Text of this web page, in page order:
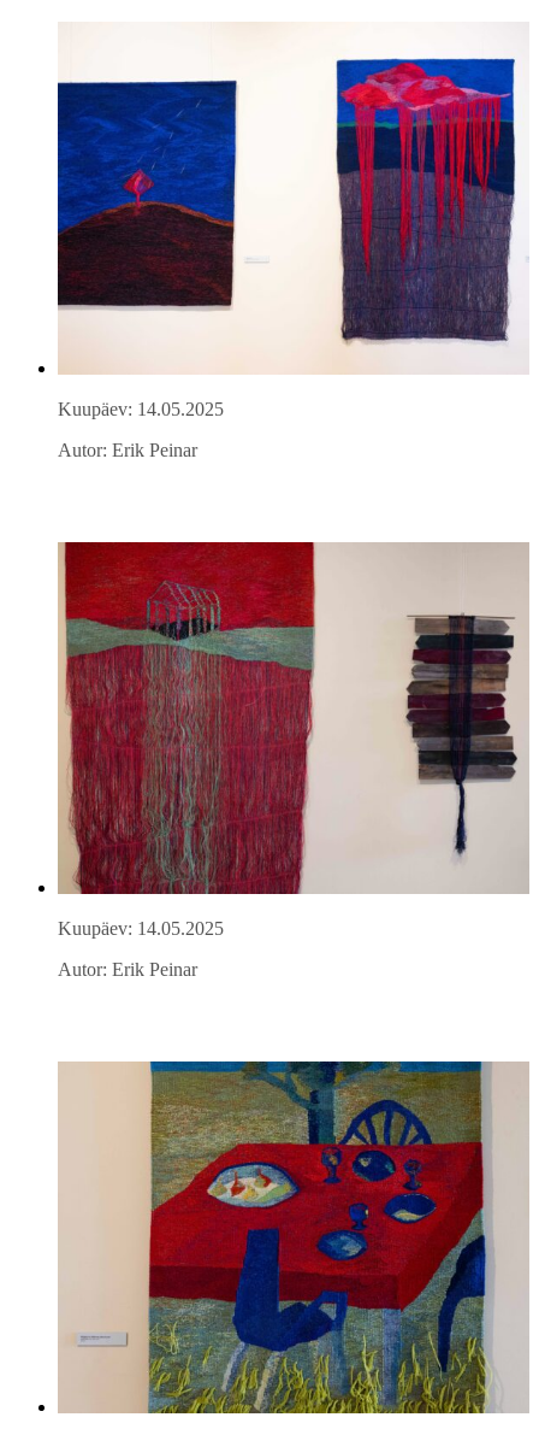
Kuupäev: 14.05.2025
Autor: Erik Peinar
Kuupäev: 14.05.2025
Autor: Erik Peinar